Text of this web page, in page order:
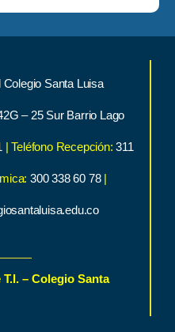
Santa Luisa
– 25 Sur Barrio Lago
| Teléfono Recepción: 311
300 338 60 78
T.I. – Colegio Santa